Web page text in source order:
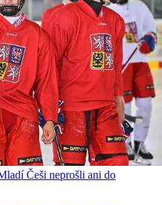
Češi neprošli ani do